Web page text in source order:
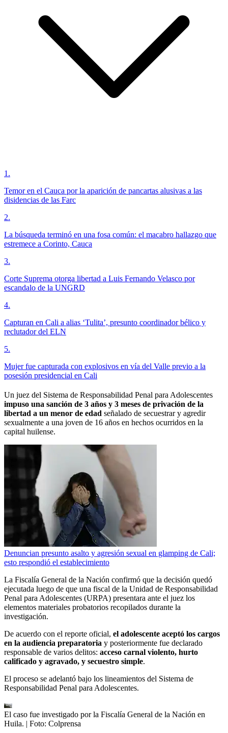
1 .
Temor en el Cauca por la aparición de pancartas alusivas a las
disidencias de las Farc
2.
La búsqueda terminó en una fosa común: el macabro hallazgo que
estremece a Corinto, Cauca
3.
Corte Suprema otorga libertad a Luis Fernando Velasco por
escandalo de la UNGRD
4.
Capturan en Cali a alias ‘Tulita’, presunto coordinador bélico y
reclutador del ELN
5.
Mujer fue capturada con explosivos en vía del Valle previo a la
posesión presidencial en Cali
Un juez del Sistema de Responsabilidad Penal para Adolescentes
impuso una sanción de 3 años y 3 meses de privación de la
libertad a un menor de edad señalado de secuestrar y agredir
sexualmente a una joven de 16 años en hechos ocurridos en la
capital huilense.
Denuncian presunto asalto y agresión sexual en glamping de Cali;
esto respondió el establecimiento
La Fiscalía General de la Nación confirmó que la decisión quedó
ejecutada luego de que una fiscal de la Unidad de Responsabilidad
Penal para Adolescentes (URPA) presentara ante el juez los
elementos materiales probatorios recopilados durante la
investigación.
De acuerdo con el reporte oficial, el adolescente aceptó los cargos
en la audiencia preparatoria y posteriormente fue declarado
responsable de varios delitos: acceso carnal violento, hurto
calificado y agravado, y secuestro simple.
El proceso se adelantó bajo los lineamientos del Sistema de
Responsabilidad Penal para Adolescentes.
El caso fue investigado por la Fiscalía General de la Nación en
Huila. | Foto: Colprensa